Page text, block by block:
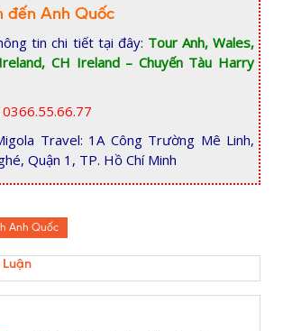
đến Anh Quốc
tin chi tiết tại đây: Tour Anh, Wales,
CH Ireland – Chuyến Tàu Harry
0366.55.66.77
Travel: 1A Công Trường Mê Linh,
Quận 1, TP. Hồ Chí Minh
Anh Quốc